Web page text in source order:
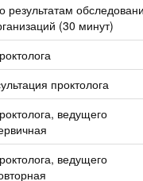
результатам
(30 минут)
проктолога
ведущего
ведущего